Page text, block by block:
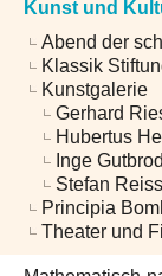
Kunst und
Abend der
Klassik
Kunstgalerie
Gerhard
Hubertus
Inge Gutbrod
Stefan
Principia
Theater und